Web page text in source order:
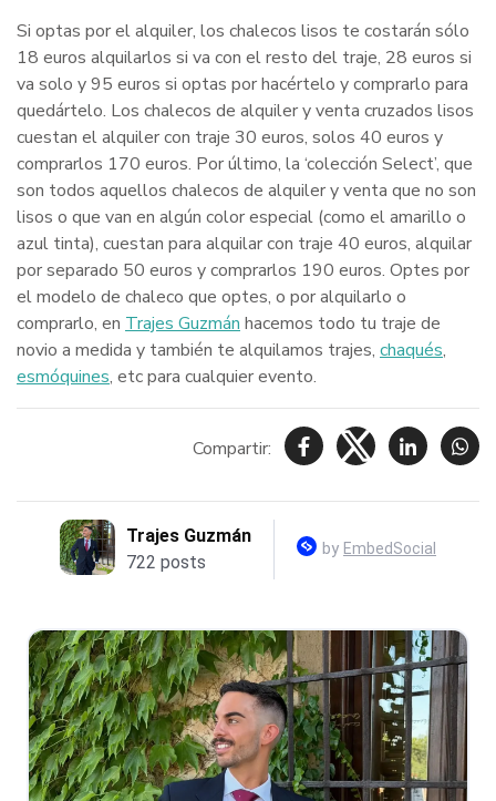
Si optas por el alquiler, los chalecos lisos te costarán sólo
18 euros alquilarlos si va con el resto del traje, 28 euros si
va solo y 95 euros si optas por hacértelo y comprarlo para
quedártelo. Los chalecos de alquiler y venta cruzados lisos
cuestan el alquiler con traje 30 euros, solos 40 euros y
comprarlos 170 euros. Por último, la ‘colección Select’, que
son todos aquellos chalecos de alquiler y venta que no son
lisos o que van en algún color especial (como el amarillo o
azul tinta), cuestan para alquilar con traje 40 euros, alquilar
por separado 50 euros y comprarlos 190 euros. Optes por
el modelo de chaleco que optes, o por alquilarlo o
comprarlo, en Trajes Guzmán hacemos todo tu traje de
novio a medida y también te alquilamos trajes, chaqués,
esmóquines, etc para cualquier evento.
Compartir: